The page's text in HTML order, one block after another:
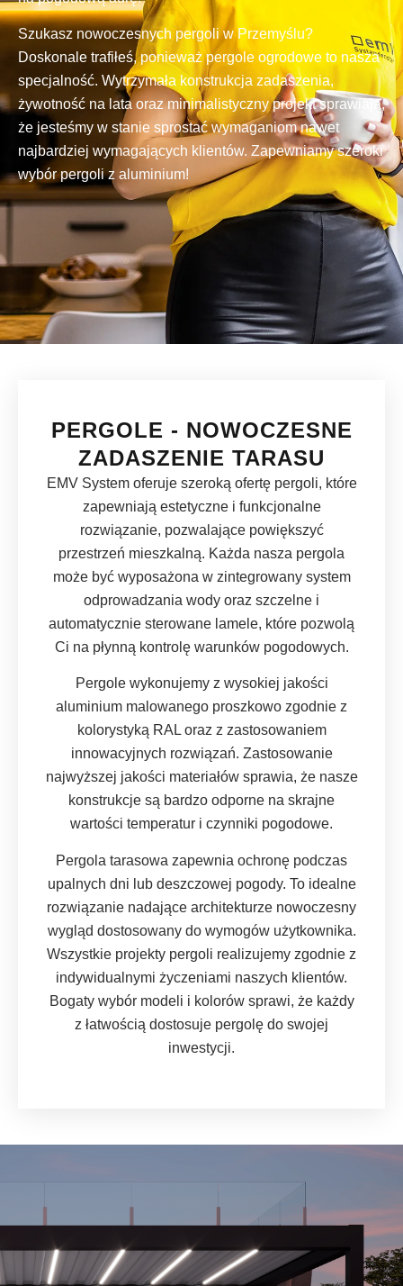
Szukasz nowoczesnych pergoli w Przemyślu?
Doskonale trafiłeś, ponieważ pergole ogrodowe to nasza
specjalność. Wytrzymała konstrukcja zadaszenia,
żywotność na lata oraz minimalistyczny projekt sprawiają,
że jesteśmy w stanie sprostać wymaganiom nawet
najbardziej wymagających klientów. Zapewniamy szeroki
wybór pergoli z aluminium!
PERGOLE - NOWOCZESNE
ZADASZENIE TARASU
EMV System oferuje szeroką ofertę pergoli, które
zapewniają estetyczne i funkcjonalne
rozwiązanie, pozwalające powiększyć
przestrzeń mieszkalną. Każda nasza pergola
może być wyposażona w zintegrowany system
odprowadzania wody oraz szczelne i
automatycznie sterowane lamele, które pozwolą
Ci na płynną kontrolę warunków pogodowych.
Pergole wykonujemy z wysokiej jakości
aluminium malowanego proszkowo zgodnie z
kolorystyką RAL oraz z zastosowaniem
innowacyjnych rozwiązań. Zastosowanie
najwyższej jakości materiałów sprawia, że nasze
konstrukcje są bardzo odporne na skrajne
wartości temperatur i czynniki pogodowe.
Pergola tarasowa zapewnia ochronę podczas
upalnych dni lub deszczowej pogody. To idealne
rozwiązanie nadające architekturze nowoczesny
wygląd dostosowany do wymogów użytkownika.
Wszystkie projekty pergoli realizujemy zgodnie z
indywidualnymi życzeniami naszych klientów.
Bogaty wybór modeli i kolorów sprawi, że każdy
z łatwością dostosuje pergolę do swojej
inwestycji.